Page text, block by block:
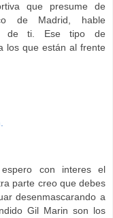
que presume de
de Madrid, hable
de ti. Ese tipo de
los que están al frente
con interes el
parte creo que debes
desenmascarando a
Gil Marin son los